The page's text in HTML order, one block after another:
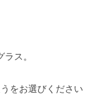
ス。
をお選びください